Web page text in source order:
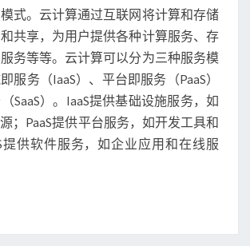
式。云计算通过互联网将计算和存储
共享，为用户提供各种计算服务、存
务等等。云计算可以分为三种服务模
服务（IaaS）、平台即服务（PaaS）
SaaS）。IaaS提供基础设施服务，如
；PaaS提供平台服务，如开发工具和
提供软件服务，如企业应用和在线服